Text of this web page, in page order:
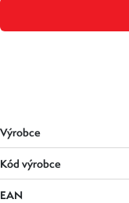
Výrobce
Kód výrobce
EAN